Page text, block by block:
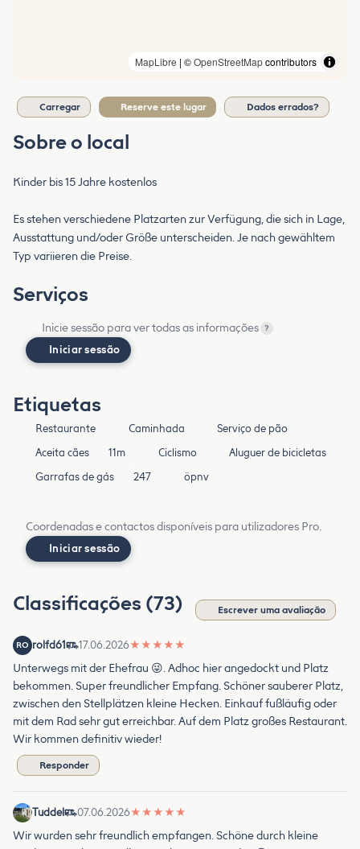
MapLibre | ©OpenStreetMapcontributors
Carregar Reserve este lugar Dados errados?
Sobre o local
Kinder bis 15 Jahre kostenlos
Es stehen verschiedene Platzarten zur Verfügung, die sich in Lage,
Ausstattung und/oder Größe unterscheiden. Je nach gewähltem
Typ variieren die Preise.
Serviços
Inicie sessão para ver todas as informações ?
Iniciar sessão
Etiquetas
Restaurante Caminhada
Serviço de pão
Aceita cães
11m Ciclismo
Aluguer de bicicletas
Garrafas de gás
247 öpnv
Coordenadas e contactos disponíveis para utilizadores Pro.
Iniciar sessão
Classificações (73) Escrever uma avaliação
RO rolfd61 17.06.2026★ ★ ★ ★ ★
Unterwegs mit der Ehefrau 😜. Adhoc hier angedockt und Platz
bekommen. Super freundlicher Empfang. Schöner sauberer Platz,
zwischen den Stellplätzen kleine Hecken. Einkauf fußläufig oder
mit dem Rad sehr gut erreichbar. Auf dem Platz großes Restaurant.
Wir kommen definitiv wieder!
Responder
Tuddel 07.06.2026★ ★ ★ ★ ★
Wir wurden sehr freundlich empfangen. Schöne durch kleine